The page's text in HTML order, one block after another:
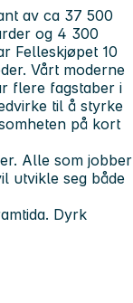
av ca 37 500
og 4 300
Felleskjøpet 10
Vårt moderne
flere fagstaber i
til å styrke
på kort
Alle som jobber
utvikle seg både
Dyrk